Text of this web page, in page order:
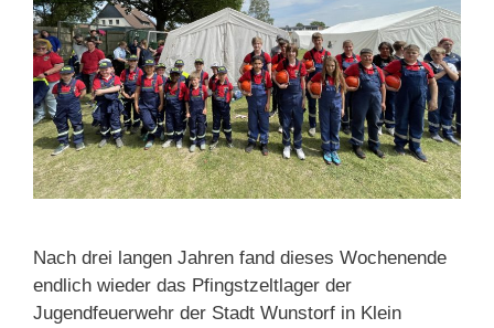
Nach drei langen Jahren fand dieses Wochenende
endlich wieder das Pfingstzeltlager der
Jugendfeuerwehr der Stadt Wunstorf in Klein